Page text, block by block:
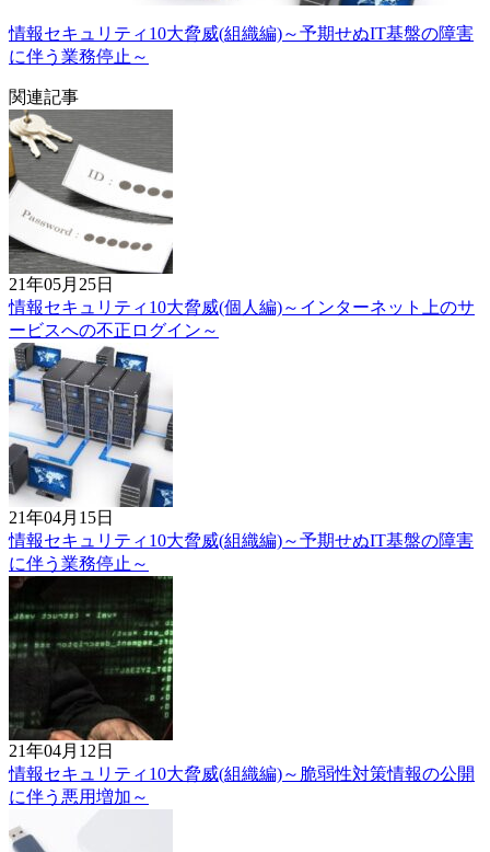
情報セキュリティ10大脅威(組織編)～予期せぬIT基盤の障害
に伴う業務停止～
関連記事
21年05月25日
情報セキュリティ10大脅威(個人編)～インターネット上のサ
ービスへの不正ログイン～
21年04月15日
情報セキュリティ10大脅威(組織編)～予期せぬIT基盤の障害
に伴う業務停止～
21年04月12日
情報セキュリティ10大脅威(組織編)～脆弱性対策情報の公開
に伴う悪用増加～